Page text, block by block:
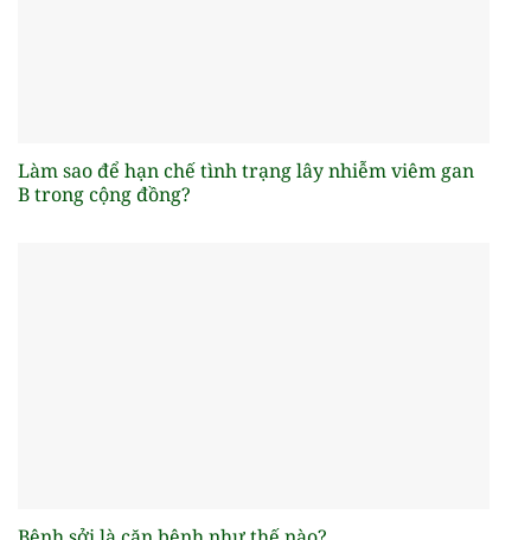
Làm sao để hạn chế tình trạng lây nhiễm viêm gan
B trong cộng đồng?